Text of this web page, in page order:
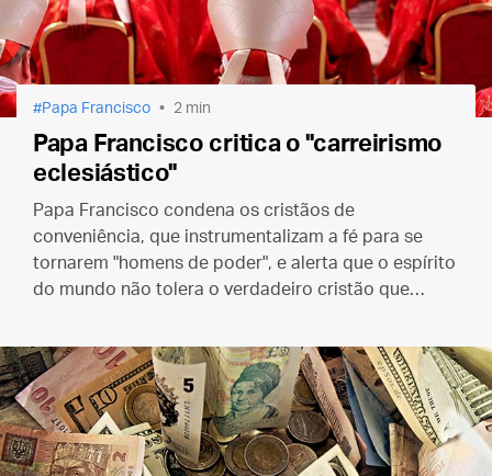
Papa Francisco 2 min
Papa Francisco critica o "carreirismo
eclesiástico"
Papa Francisco condena os cristãos de
conveniência, que instrumentalizam a fé para se
tornarem "homens de poder", e alerta que o espírito
do mundo não tolera o verdadeiro cristão que